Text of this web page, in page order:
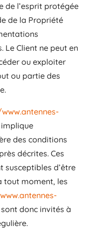
de l’esprit protégée
de la Propriété
Le Client ne peut en
ou exploiter
ou partie des
des conditions
décrites. Ces
susceptibles d’être
tout moment, les
donc invités à